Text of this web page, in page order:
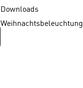
Downloads
Weihnachtsbeleuchtung